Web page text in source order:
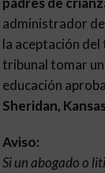
administrador
la aceptación
tribunal tomar
educación
Sheridan,
Aviso:
Si un abogado o